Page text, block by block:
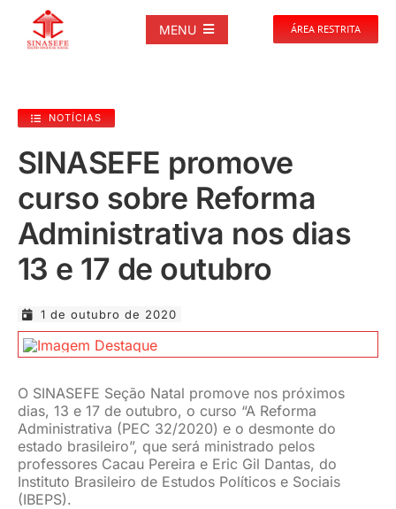
MENU
NOTÍCIAS
PUBLICAÇÕES
DOCUMENTOS
GALERIAS
JURÍDICO
CLUBE
ÁREA RESTRITA
NOTÍCIAS
SINASEFE promove
curso sobre Reforma
Administrativa nos dias
13 e 17 de outubro
1 de outubro de 2020
O SINASEFE Seção Natal promove nos próximos
dias, 13 e 17 de outubro, o curso “A Reforma
Administrativa (PEC 32/2020) e o desmonte do
estado brasileiro”, que será ministrado pelos
professores Cacau Pereira e Eric Gil Dantas, do
Instituto Brasileiro de Estudos Políticos e Sociais
(IBEPS).